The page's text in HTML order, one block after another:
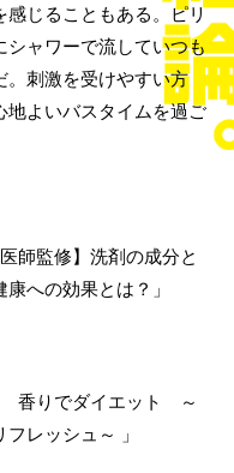
感じることもある。ピリ
シャワーで流していつも
。刺激を受けやすい方
地よいバスタイムを過ご
師監修】洗剤の成分と
への効果とは？」
香りでダイエット ～
レッシュ～ 」